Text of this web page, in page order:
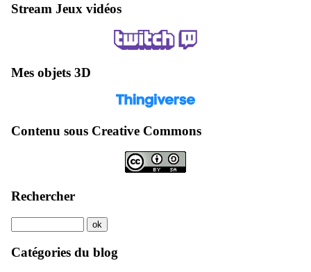
Stream Jeux vidéos
Mes objets 3D
Contenu sous Creative Commons
Rechercher
Catégories du blog